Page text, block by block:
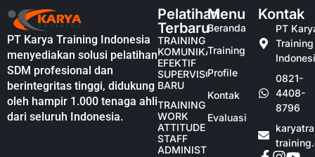
PT Karya Training Indonesia
menyediakan solusi pelatihan
SDM profesional dan
berintegritas tinggi, didukung
oleh hampir 1.000 tenaga ahli
dari seluruh Indonesia.
Pelatihan
Terbaru
TRAINING
KOMUNIKASI
EFEKTIF
SUPERVISOR
BARU
TRAINING
WORK
ATTITUDE
STAFF
ADMINISTRASI
Menu
Beranda
Training
Profile
Kontak
Evaluasi
Kontak
PT
Training
0821-
4408-
8796